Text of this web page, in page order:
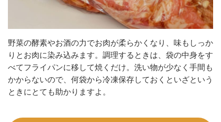
野菜の酵素やお酒の力でお肉が柔らかくなり、味もしっか
りとお肉に染み込みます。調理するときは、袋の中身をす
べてフライパンに移して焼くだけ。洗い物が少なく手間も
かからないので、何袋から冷凍保存しておくといざという
ときにとても助かりますよ。